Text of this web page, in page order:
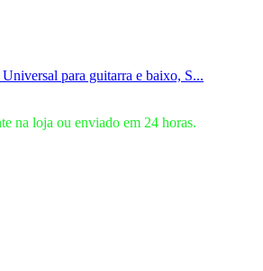
para guitarra e baixo, S...
na loja ou enviado em 24 horas.